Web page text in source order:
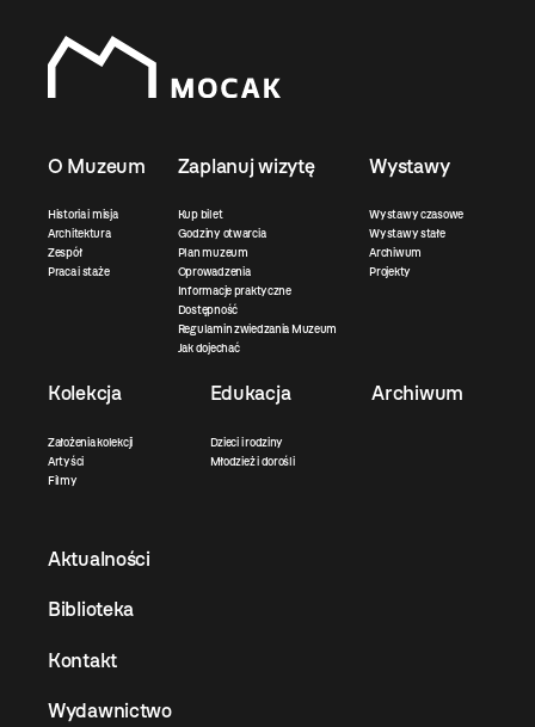
O Muzeum
Historia i misja
Architektura
Zespół
Praca i staże
Zaplanuj wizytę
Kup bilet
Godziny otwarcia
Plan muzeum
Oprowadzenia
Informacje praktyczne
Dostępność
Regulamin zwiedzania Muzeum
Jak dojechać
Wystawy
Wystawy czasowe
Wystawy stałe
Archiwum
Projekty
Kolekcja
Założenia kolekcji
Artyści
Filmy
Edukacja
Dzieci i rodziny
Młodzież i dorośli
Archiwum
Aktualności
Biblioteka
Kontakt
Wydawnictwo